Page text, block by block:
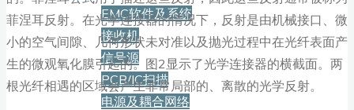
EMC软件及系统
接收机
信号源
PCB/IC扫描
电源及耦合网络
菲涅耳反射。在光学连接器的情况下，反射是由机械接口、微
小的空气间隙、几何形状未对准以及抛光过程中在光纤表面产
生的微观氧化膜引起的。图2显示了光学连接器的横截面。两
根光纤相遇的区域会产生非常局部的、离散的光学反射。